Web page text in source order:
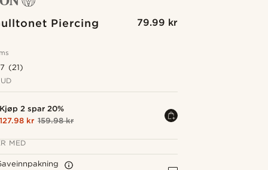
Piercing
79.99 kr
(21)
Kjøp 2 spar 20%
127.98 kr 159.98 kr
MED